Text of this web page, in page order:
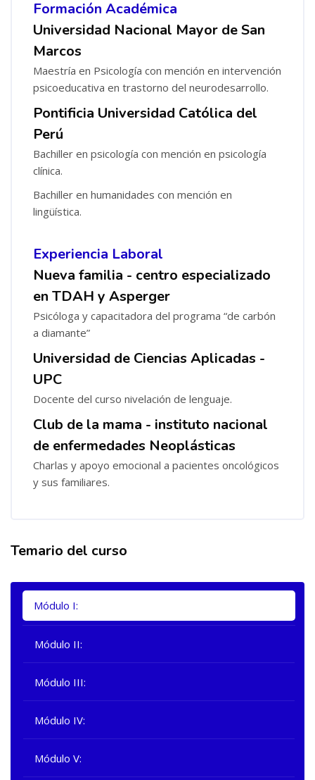
Formación Académica
Universidad Nacional Mayor de San
Marcos
Maestría en Psicología con mención en intervención
psicoeducativa en trastorno del neurodesarrollo.
Pontificia Universidad Católica del
Perú
Bachiller en psicología con mención en psicología
clínica.
Bachiller en humanidades con mención en
lingüística.
Experiencia Laboral
Nueva familia - centro especializado
en TDAH y Asperger
Psicóloga y capacitadora del programa “de carbón
a diamante”
Universidad de Ciencias Aplicadas -
UPC
Docente del curso nivelación de lenguaje.
Club de la mama - instituto nacional
de enfermedades Neoplásticas
Charlas y apoyo emocional a pacientes oncológicos
y sus familiares.
Salta [Cocoon] Tabs
Temario del curso
Módulo I:
Módulo II:
Módulo III:
Módulo IV:
Módulo V: